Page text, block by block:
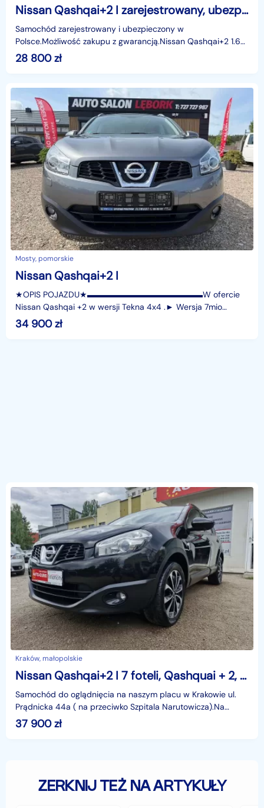
Nissan Qashqai+2 I zarejestrowany, ubezpieczony, kamery, bose
Samochód zarejestrowany i ubezpieczony w
Polsce.Możliwość zakupu z gwarancją.Nissan Qashqai+2 1.6
dCi Diesel 130 KM | 7-osobowy | BOSE | Kamery | Skórzana
tapic
28 800zł
Mosty, pomorskie
Nissan Qashqai+2 I
★OPIS POJAZDU★▬▬▬▬▬▬▬▬▬▬▬▬▬▬W ofercie
Nissan Qashqai +2 w wersji Tekna 4x4 .► Wersja 7mio
osobowa.Celem dokładnej weryfikacji Stanu Technicznego
oraz Historii A
34 900zł
Kraków, małopolskie
Nissan Qashqai+2 I 7 foteli, Qashquai + 2, full, ASO do końca, ,stan idealny!
Samochód do oglądnięcia na naszym placu w Krakowie ul.
Prądnicka 44a ( na przeciwko Szpitala Narutowicza).Na
samochód udzielamy 6-cio miesięcznej gwarancji mech
37 900zł
ZERKNIJ TEŻ NA ARTYKUŁY